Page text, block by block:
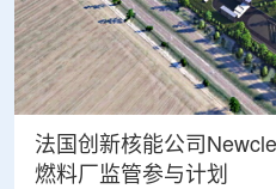
法国创新核能公司
燃料厂监管参与计划